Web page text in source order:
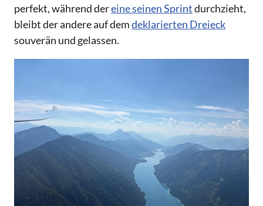
perfekt, während dereine seinen Sprintdurchzieht,
bleibt der andere auf demdeklarierten Dreieck
souverän und gelassen.